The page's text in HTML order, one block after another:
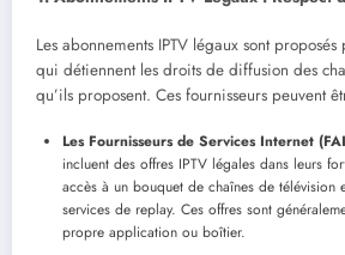
Les abonnements IPTV légaux sont
qui détiennent les droits de diffusion des
qu’ils proposent. Ces fournisseurs peuvent
Les Fournisseurs de Services Internet
incluent des offres IPTV légales dans leurs
accès à un bouquet de chaînes de télévision
services de replay. Ces offres sont
propre application ou boîtier.